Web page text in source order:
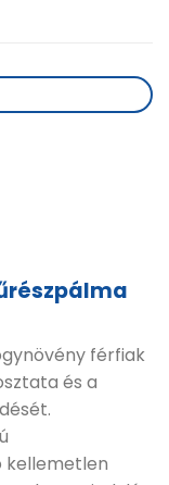
férfiak
és a
kellemetlen